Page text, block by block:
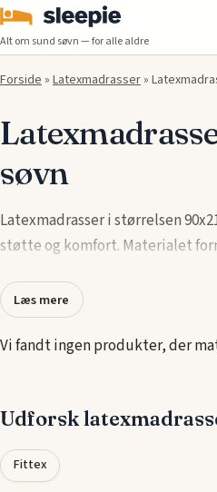
Alt om sund søvn — for alle aldre
Forside» Latexmadrasser»
søvn
Latexmadrasser i størrelsen
støtte og komfort. Materialet
Flere anerkendte mærker som
latexmadrasser, der både er
En latexmadras i 90x210 passer
gæsteværelser, hvor plads og
madras, der støtter ryggen og
Læs mere
Vi fandt ingen produkter, der
Udforsk
Fittex